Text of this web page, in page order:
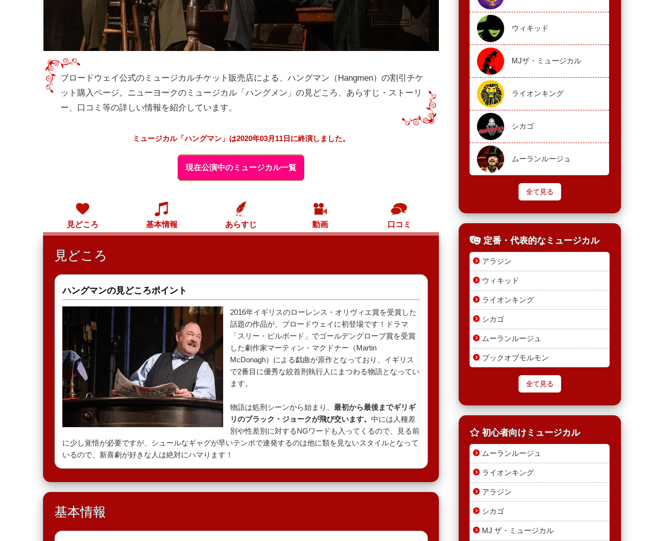
ブロードウェイ公式のミュージカルチケット販売店による、ハングマン（Hangmen）の割引チケ
ット購入ページ。ニューヨークのミュージカル「ハングメン」の見どころ、あらすじ・ストーリ
ー、口コミ等の詳しい情報を紹介しています。
ミュージカル「ハングマン」は2020年03月11日に終演しました。
現在公演中のミュージカル一覧
見どころ 基本情報 あらすじ 動画 口コミ
見どころ
ハングマンの見どころポイント
2016年イギリスのローレンス・オリヴィエ賞を受賞した
話題の作品が、ブロードウェイに初登場です！ドラマ
「スリー・ビルボード」でゴールデングローブ賞を受賞
した劇作家マーティン・マクドナー（Martin
McDonagh）による戯曲が原作となっており、イギリス
で2番目に優秀な絞首刑執行人にまつわる物語となってい
ます。
物語は処刑シーンから始まり、最初から最後までギリギ
リのブラック・ジョークが飛び交います。中には人種差
別や性差別に対するNGワードも入ってくるので、見る前
に少し覚悟が必要ですが、シュールなギャグが早いテンポで連発するのは他に類を見ないスタイルとなって
いるので、新喜劇が好きな人は絶対にハマります！
基本情報
ウィキッド
MJザ・ミュージカル
ライオンキング
シカゴ
ムーランルージュ
全て見る
定番・代表的なミュージカル
アラジン
ウィキッド
ライオンキング
シカゴ
ムーランルージュ
ブックオブモルモン
全て見る
初心者向けミュージカル
ムーランルージュ
ライオンキング
アラジン
シカゴ
MJ ザ・ミュージカル